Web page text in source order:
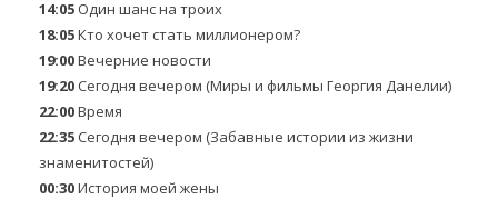
14:05 Один шанс на троих
18:05Кто хочет стать миллионером?
19:00Вечерние новости
19:20Сегодня вечером (Миры и фильмы Георгия Данелии)
22:00Время
22:35Сегодня вечером (Забавные истории из жизни
знаменитостей)
00:30История моей жены